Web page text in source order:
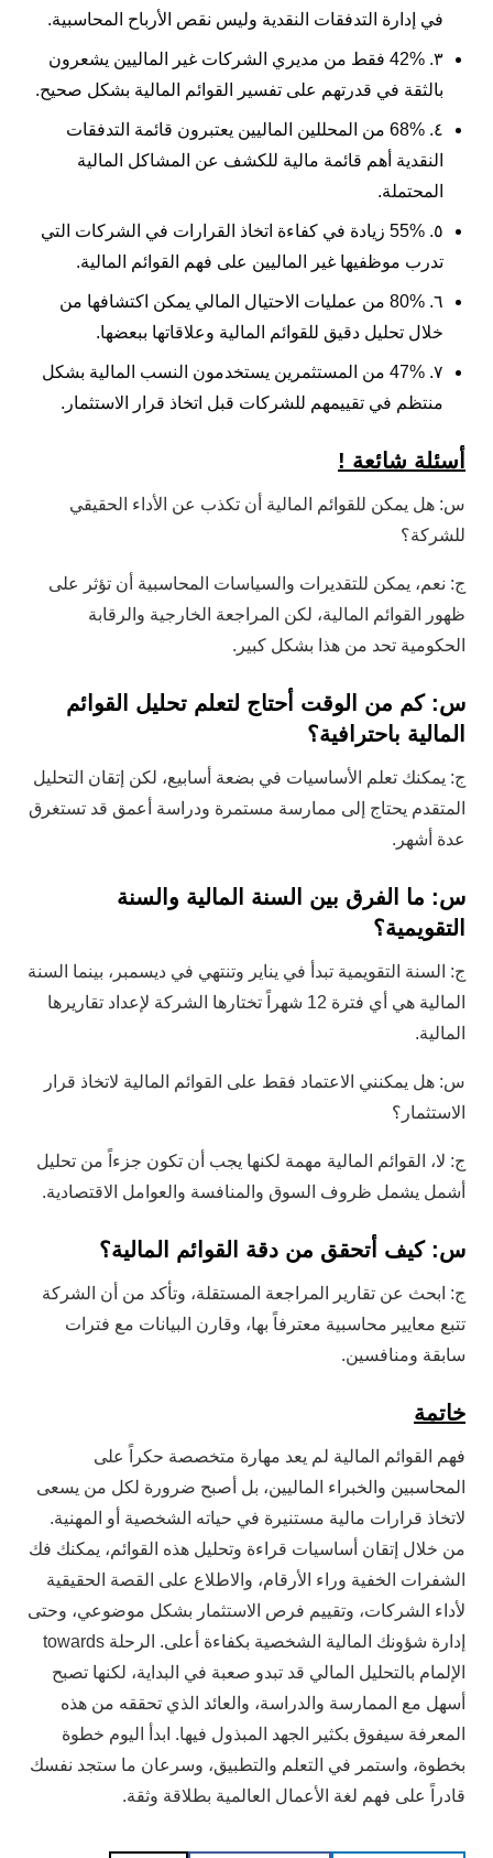
في إدارة التدفقات النقدية وليس نقص الأرباح المحاسبية.
٣. 42% فقط من مديري الشركات غير الماليين يشعرون
بالثقة في قدرتهم على تفسير القوائم المالية بشكل صحيح.
٤. 68% من المحللين الماليين يعتبرون قائمة التدفقات
النقدية أهم قائمة مالية للكشف عن المشاكل المالية
المحتملة.
٥. 55% زيادة في كفاءة اتخاذ القرارات في الشركات التي
تدرب موظفيها غير الماليين على فهم القوائم المالية.
٦. 80% من عمليات الاحتيال المالي يمكن اكتشافها من
خلال تحليل دقيق للقوائم المالية وعلاقاتها ببعضها.
٧. 47% من المستثمرين يستخدمون النسب المالية بشكل
منتظم في تقييمهم للشركات قبل اتخاذ قرار الاستثمار.
أسئلة شائعة !
س: هل يمكن للقوائم المالية أن تكذب عن الأداء الحقيقي
للشركة؟
ج: نعم، يمكن للتقديرات والسياسات المحاسبية أن تؤثر على
ظهور القوائم المالية، لكن المراجعة الخارجية والرقابة
الحكومية تحد من هذا بشكل كبير.
س: كم من الوقت أحتاج لتعلم تحليل القوائم
المالية باحترافية؟
ج: يمكنك تعلم الأساسيات في بضعة أسابيع، لكن إتقان التحليل
المتقدم يحتاج إلى ممارسة مستمرة ودراسة أعمق قد تستغرق
عدة أشهر.
س: ما الفرق بين السنة المالية والسنة
التقويمية؟
ج: السنة التقويمية تبدأ في يناير وتنتهي في ديسمبر، بينما السنة
المالية هي أي فترة 12 شهراً تختارها الشركة لإعداد تقاريرها
المالية.
س: هل يمكنني الاعتماد فقط على القوائم المالية لاتخاذ قرار
الاستثمار؟
ج: لا، القوائم المالية مهمة لكنها يجب أن تكون جزءاً من تحليل
أشمل يشمل ظروف السوق والمنافسة والعوامل الاقتصادية.
س: كيف أتحقق من دقة القوائم المالية؟
ج: ابحث عن تقارير المراجعة المستقلة، وتأكد من أن الشركة
تتبع معايير محاسبية معترفاً بها، وقارن البيانات مع فترات
سابقة ومنافسين.
خاتمة
فهم القوائم المالية لم يعد مهارة متخصصة حكراً على
المحاسبين والخبراء الماليين، بل أصبح ضرورة لكل من يسعى
لاتخاذ قرارات مالية مستنيرة في حياته الشخصية أو المهنية.
من خلال إتقان أساسيات قراءة وتحليل هذه القوائم، يمكنك فك
الشفرات الخفية وراء الأرقام، والاطلاع على القصة الحقيقية
لأداء الشركات، وتقييم فرص الاستثمار بشكل موضوعي، وحتى
إدارة شؤونك المالية الشخصية بكفاءة أعلى. الرحلة towards
الإلمام بالتحليل المالي قد تبدو صعبة في البداية، لكنها تصبح
أسهل مع الممارسة والدراسة، والعائد الذي تحققه من هذه
المعرفة سيفوق بكثير الجهد المبذول فيها. ابدأ اليوم خطوة
بخطوة، واستمر في التعلم والتطبيق، وسرعان ما ستجد نفسك
قادراً على فهم لغة الأعمال العالمية بطلاقة وثقة.